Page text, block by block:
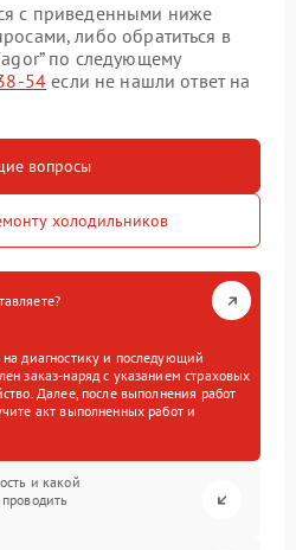
с приведенными ниже
либо обратиться в
по следующему
54 если не нашли ответ на
вопросы
холодильников
диагностику и последующий
заказ-наряд с указанием страховых
Далее, после выполнения работ
акт выполненных работ и
и какой